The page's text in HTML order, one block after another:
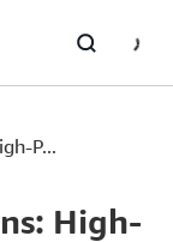
P...
High-